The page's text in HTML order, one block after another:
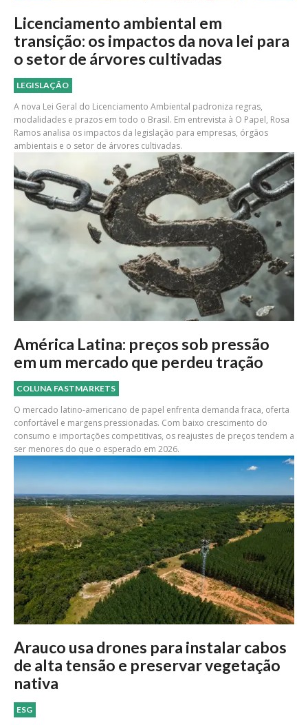
Licenciamento ambiental em
transição: os impactos da nova lei para
o setor de árvores cultivadas
LEGISLAÇÃO
A nova Lei Geral do Licenciamento Ambiental padroniza regras,
modalidades e prazos em todo o Brasil. Em entrevista à O Papel, Rosa
Ramos analisa os impactos da legislação para empresas, órgãos
ambientais e o setor de árvores cultivadas.
América Latina: preços sob pressão
em um mercado que perdeu tração
COLUNA FASTMARKETS
O mercado latino-americano de papel enfrenta demanda fraca, oferta
confortável e margens pressionadas. Com baixo crescimento do
consumo e importações competitivas, os reajustes de preços tendem a
ser menores do que o esperado em 2026.
Arauco usa drones para instalar cabos
de alta tensão e preservar vegetação
nativa
ESG